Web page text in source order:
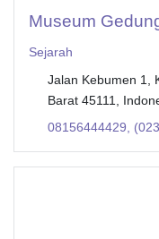
Museum
Sejarah
Jalan Kebumen 1,
Barat 45111,
08156444429,